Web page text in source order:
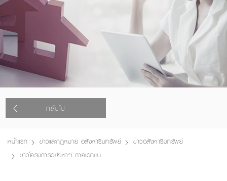
กลับไป
หน้าแรก ข่าวและกฎหมาย อสังหาริมทรัพย์
ข่าวอสังหาริมทรัพย์
ข่าวโครงการอสังหาฯ ภาคเอกชน